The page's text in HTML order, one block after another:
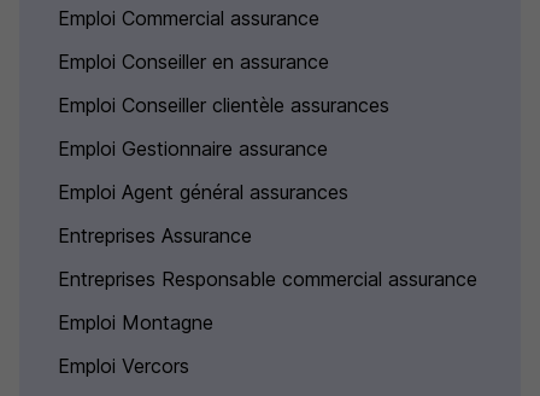
Emploi Commercial assurance
Emploi Conseiller en assurance
Emploi Conseiller clientèle assurances
Emploi Gestionnaire assurance
Emploi Agent général assurances
Entreprises Assurance
Entreprises Responsable commercial assurance
Emploi Montagne
Emploi Vercors